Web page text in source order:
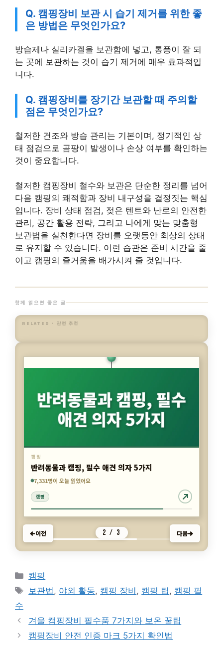
Q. 캠핑장비 보관 시 습기 제거를 위한 좋
은 방법은 무엇인가요?
방습제나 실리카겔을 보관함에 넣고, 통풍이 잘 되
는 곳에 보관하는 것이 습기 제거에 매우 효과적입
니다.
Q. 캠핑장비를 장기간 보관할 때 주의할
점은 무엇인가요?
철저한 건조와 방습 관리는 기본이며, 정기적인 상
태 점검으로 곰팡이 발생이나 손상 여부를 확인하는
것이 중요합니다.
철저한 캠핑장비 철수와 보관은 단순한 정리를 넘어
다음 캠핑의 쾌적함과 장비 내구성을 결정짓는 핵심
입니다. 장비 상태 점검, 젖은 텐트와 난로의 안전한
관리, 공간 활용 전략, 그리고 나에게 맞는 맞춤형
보관법을 실천한다면 장비를 오랫동안 최상의 상태
로 유지할 수 있습니다. 이런 습관은 준비 시간을 줄
이고 캠핑의 즐거움을 배가시켜 줄 것입니다.
함께 읽으면 좋은 글
RELATED · 관련 추천
3,561명이 오늘 읽었어요
캠핑
반려동물과 캠핑, 필수 애견 의자 5가지
7,331명이 오늘 읽었어요
캠핑
4,353명이 오늘 읽었어요
이전 2 / 3 다음
카
테
캠핑
태
보관법, 야외 활동, 캠핑 장비 , 캠핑 팁, 캠핑 필
수
겨울 캠핑장비 필수품 7가지와 보온 꿀팁
캠핑장비 안전 인증 마크 5가지 확인법